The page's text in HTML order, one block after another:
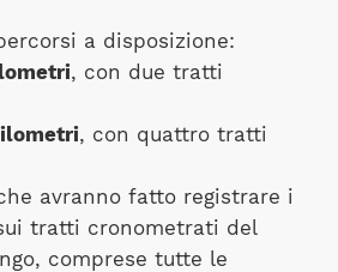
a disposizione:
, con due tratti
, con quattro tratti
avranno fatto registrare i
tratti cronometrati del
comprese tutte le